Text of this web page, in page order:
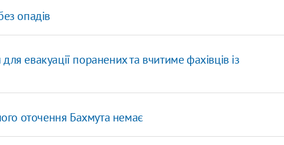
опадів
евакуації поранених та вчитиме фахівців із
оточення Бахмута немає